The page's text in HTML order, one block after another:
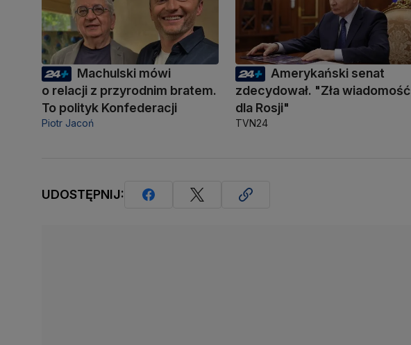
Machulski mówi
o relacji z przyrodnim bratem.
To polityk Konfederacji
Piotr Jacoń
Amerykański senat
zdecydował. "Zła wiadomość
dla Rosji"
TVN24
UDOSTĘPNIJ: